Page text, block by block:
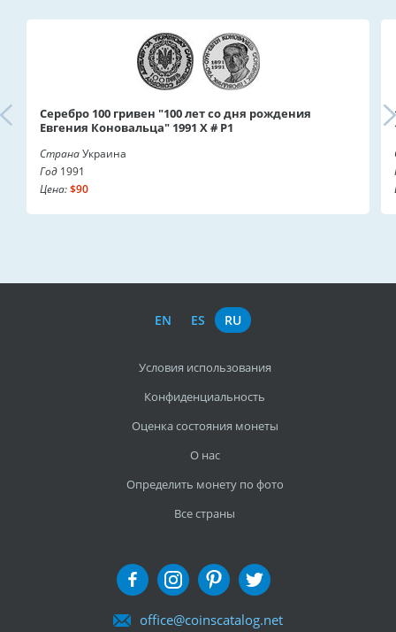
Серебро 100 гривен "100 лет со дня рождения
Евгения Коновальца" 1991 X # P1
СтранаУкраина
Год 1991
Цена:$90
EN ES RU
Условия использования
Конфиденциальность
Оценка состояния монеты
О нас
Определить монету по фото
Все страны
office@coinscatalog.net